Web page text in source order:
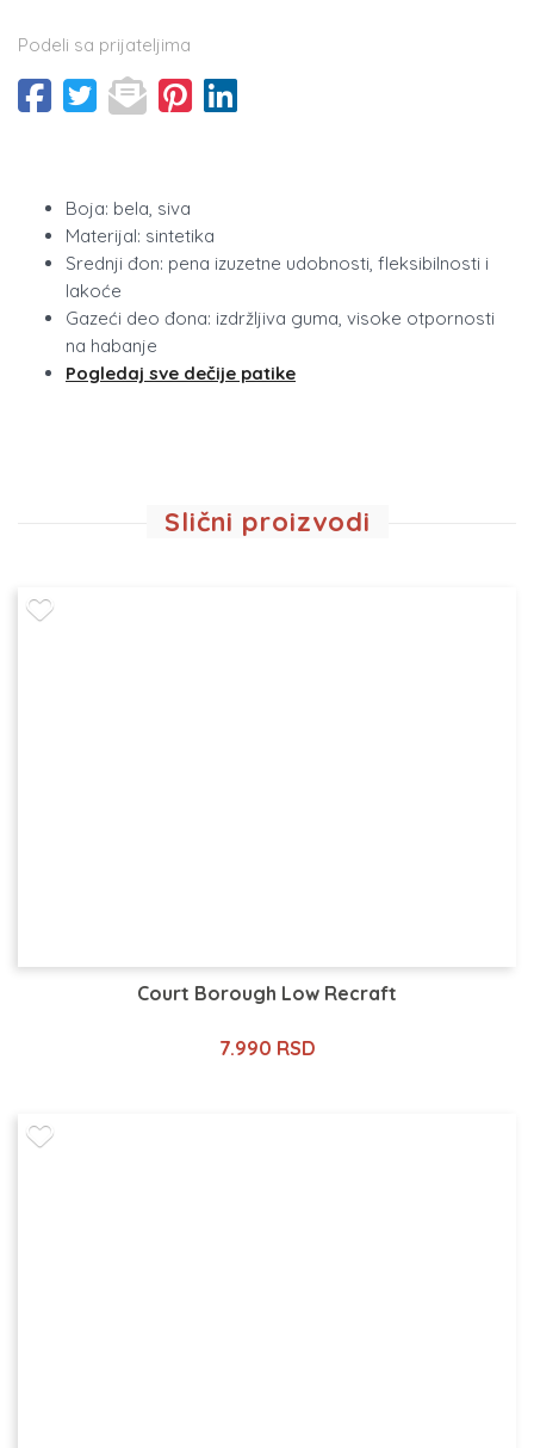
Podeli sa prijateljima
Boja: bela, siva
Materijal: sintetika
Srednji đon: pena izuzetne udobnosti, fleksibilnosti i
lakoće
Gazeći deo đona: izdržljiva guma, visoke otpornosti
na habanje
Pogledaj sve dečije patike
Slični proizvodi
Court Borough Low Recraft
7.990 RSD